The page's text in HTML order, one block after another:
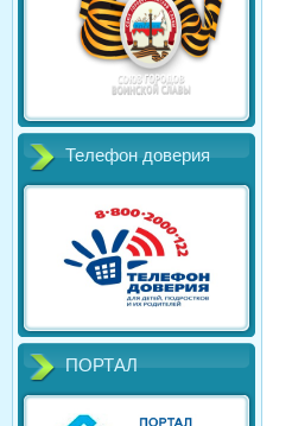
Телефон доверия
ПОРТАЛ